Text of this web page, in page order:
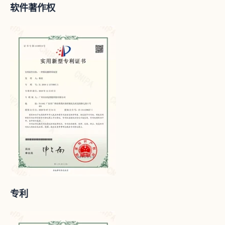
软件著作权
专利